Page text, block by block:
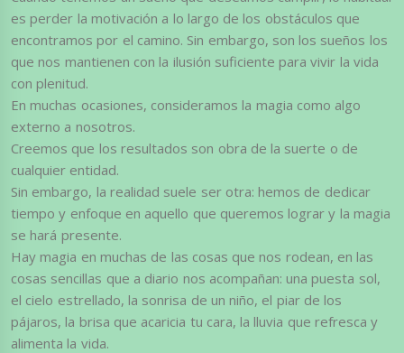
es perder la motivación a lo largo de los obstáculos que
encontramos por el camino. Sin embargo, son los sueños los
que nos mantienen con la ilusión suficiente para vivir la vida
con plenitud.
En muchas ocasiones, consideramos la magia como algo
externo a nosotros.
Creemos que los resultados son obra de la suerte o de
cualquier entidad.
Sin embargo, la realidad suele ser otra: hemos de dedicar
tiempo y enfoque en aquello que queremos lograr y la magia
se hará presente.
Hay magia en muchas de las cosas que nos rodean, en las
cosas sencillas que a diario nos acompañan: una puesta sol,
el cielo estrellado, la sonrisa de un niño, el piar de los
pájaros, la brisa que acaricia tu cara, la lluvia que refresca y
alimenta la vida.